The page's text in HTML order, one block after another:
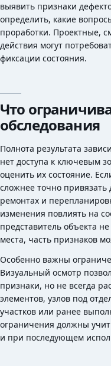
выявить признаки
определить, какие
проработки. Проектные,
действия могут
фиксации состояния.
Что
обследования
Полнота результата
нет доступа к ключевым
оценить их состояние.
сложнее точно привязать
ремонтах и
изменения повлиять на
представитель объекта
места, часть признаков
Особенно важны
Визуальный осмотр
признаки, но не всегда
элементов, узлов под
участков или ранее
ограничения должны
и при последующем